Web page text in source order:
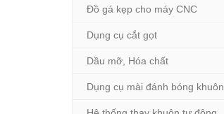
Đồ gá kẹp cho máy CNC
Dụng cụ cắt gọt
Dầu mỡ, Hóa chất
Dụng cụ mài đánh bóng khuôn